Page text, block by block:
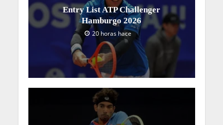
Entry List ATP Challenger
Hamburgo 2026
20 horas hace